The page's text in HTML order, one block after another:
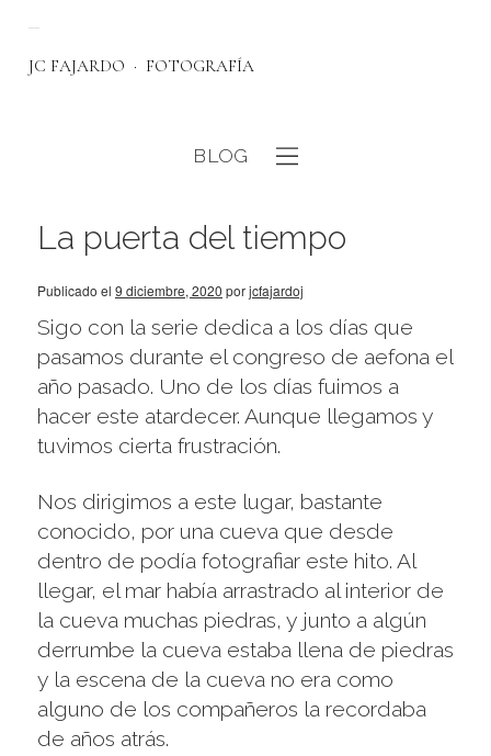
JC FAJARDO FOTOGRAFÍA
BLOG
La puerta del tiempo
Publicado el 9 diciembre, 2020 porjcfajardoj
Sigo con la serie dedica a los días que
pasamos durante el congreso de aefona el
año pasado. Uno de los días fuimos a
hacer este atardecer. Aunque llegamos y
tuvimos cierta frustración.
Nos dirigimos a este lugar, bastante
conocido, por una cueva que desde
dentro de podía fotografiar este hito. Al
llegar, el mar había arrastrado al interior de
la cueva muchas piedras, y junto a algún
derrumbe la cueva estaba llena de piedras
y la escena de la cueva no era como
alguno de los compañeros la recordaba
de años atrás.